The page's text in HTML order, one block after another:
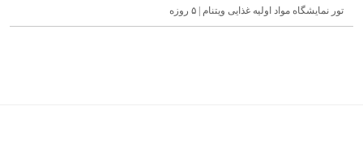
تور نمایشگاه مواد اولیه غذایی ویتنام | ۵ روزه